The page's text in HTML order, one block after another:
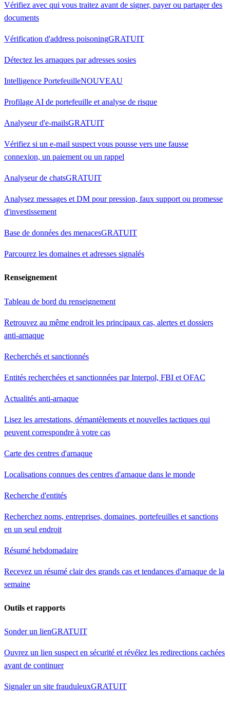
Vérifiez avec qui vous traitez avant de signer, payer ou partager des
documents
Vérification d'address poisoningGRATUIT
Détectez les arnaques par adresses sosies
Intelligence PortefeuilleNOUVEAU
Profilage AI de portefeuille et analyse de risque
Analyseur d'e-mailsGRATUIT
Vérifiez si un e-mail suspect vous pousse vers une fausse
connexion, un paiement ou un rappel
Analyseur de chatsGRATUIT
Analysez messages et DM pour pression, faux support ou promesse
d'investissement
Base de données des menacesGRATUIT
Parcourez les domaines et adresses signalés
Renseignement
Tableau de bord du renseignement
Retrouvez au même endroit les principaux cas, alertes et dossiers
anti-arnaque
Recherchés et sanctionnés
Entités recherchées et sanctionnées par Interpol, FBI et OFAC
Actualités anti-arnaque
Lisez les arrestations, démantèlements et nouvelles tactiques qui
peuvent correspondre à votre cas
Carte des centres d'arnaque
Localisations connues des centres d'arnaque dans le monde
Recherche d'entités
Recherchez noms, entreprises, domaines, portefeuilles et sanctions
en un seul endroit
Résumé hebdomadaire
Recevez un résumé clair des grands cas et tendances d'arnaque de la
semaine
Outils et rapports
Sonder un lienGRATUIT
Ouvrez un lien suspect en sécurité et révélez les redirections cachées
avant de continuer
Signaler un site frauduleuxGRATUIT